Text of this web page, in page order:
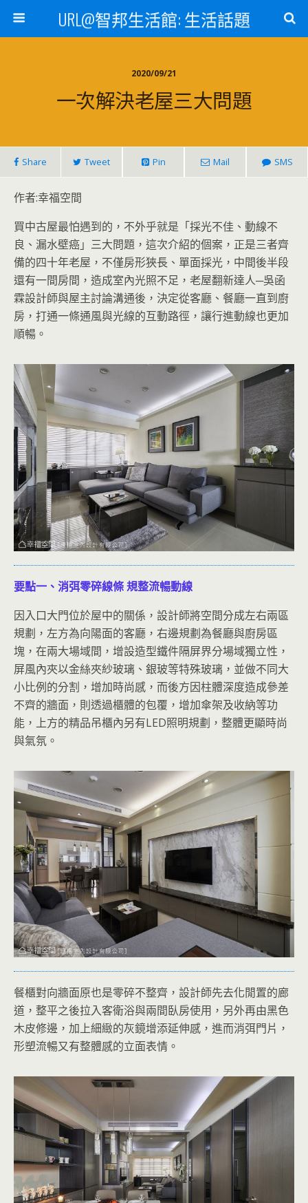
URL@智邦生活館: 生活話題
2020/09/21
一次解決老屋三大問題
Share Tweet Pin Mail SMS
作者:幸福空間
買中古屋最怕遇到的，不外乎就是「採光不佳、動線不
良、漏水壁癌」三大問題，這次介紹的個案，正是三者齊
備的四十年老屋，不僅房形狹長、單面採光，中間後半段
還有一間房間，造成室內光照不足，老屋翻新達人─吳函
霖設計師與屋主討論溝通後，決定從客廳、餐廳一直到廚
房，打通一條通風與光線的互動路徑，讓行進動線也更加
順暢。
要點一、消弭零碎線條規整流暢動線
因入口大門位於屋中的關係，設計師將空間分成左右兩區
規劃，左方為向陽面的客廳，右邊規劃為餐廳與廚房區
塊，在兩大場域間，增設造型鐵件隔屏界分場域獨立性，
屏風內夾以金絲夾紗玻璃、銀玻等特殊玻璃，並做不同大
小比例的分割，增加時尚感，而後方因柱體深度造成參差
不齊的牆面，則透過櫃體的包覆，增加傘架及收納等功
能，上方的精品吊櫃內另有LED照明規劃，整體更顯時尚
與氣氛。
餐櫃對向牆面原也是零碎不整齊，設計師先去化閒置的廊
道，整平之後拉入客衛浴與兩間臥房使用，另外再由黑色
木皮修邊，加上細緻的灰鏡增添延伸感，進而消弭門片，
形塑流暢又有整體感的立面表情。